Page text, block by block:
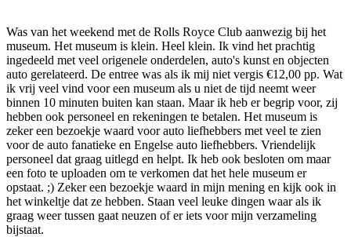
Was van het weekend met de Rolls Royce Club aanwezig bij het
museum. Het museum is klein. Heel klein. Ik vind het prachtig
ingedeeld met veel origenele onderdelen, auto's kunst en objecten
auto gerelateerd. De entree was als ik mij niet vergis €12,00 pp. Wat
ik vrij veel vind voor een museum als u niet de tijd neemt weer
binnen 10 minuten buiten kan staan. Maar ik heb er begrip voor, zij
hebben ook personeel en rekeningen te betalen. Het museum is
zeker een bezoekje waard voor auto liefhebbers met veel te zien
voor de auto fanatieke en Engelse auto liefhebbers. Vriendelijk
personeel dat graag uitlegd en helpt. Ik heb ook besloten om maar
een foto te uploaden om te verkomen dat het hele museum er
opstaat. ;) Zeker een bezoekje waard in mijn mening en kijk ook in
het winkeltje dat ze hebben. Staan veel leuke dingen waar als ik
graag weer tussen gaat neuzen of er iets voor mijn verzameling
bijstaat.